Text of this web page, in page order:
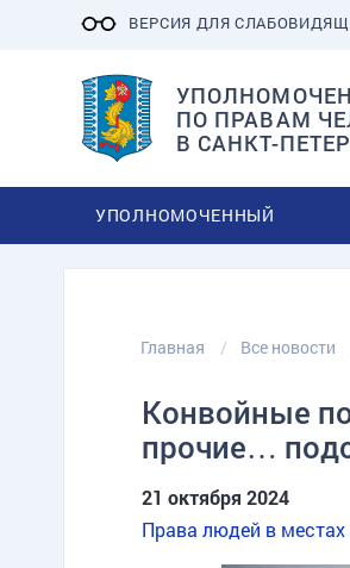
ВЕРСИЯ ДЛЯ
ПО ПРАВАМ
В САНКТ-
УПОЛНОМОЧЕННЫЙ
Главная Все новости
Конвойные
прочие…
21 октября 2024
Права людей в